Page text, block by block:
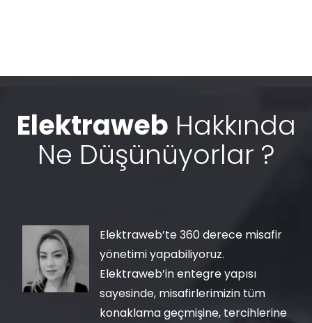
Elektraweb Hakkında
Ne Düşünüyorlar ?
Elektraweb’te 360 derece misafir
yönetimi yapabiliyoruz.
Elektraweb’in entegre yapısı
sayesinde, misafirlerimizin tüm
konaklama geçmişine, tercihlerine